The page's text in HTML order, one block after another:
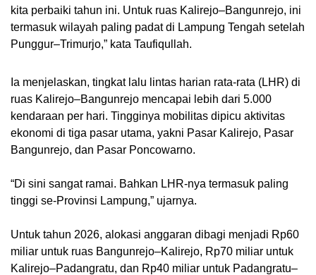
kita perbaiki tahun ini. Untuk ruas Kalirejo–Bangunrejo, ini
termasuk wilayah paling padat di Lampung Tengah setelah
Punggur–Trimurjo,” kata Taufiqullah.
Ia menjelaskan, tingkat lalu lintas harian rata-rata (LHR) di
ruas Kalirejo–Bangunrejo mencapai lebih dari 5.000
kendaraan per hari. Tingginya mobilitas dipicu aktivitas
ekonomi di tiga pasar utama, yakni Pasar Kalirejo, Pasar
Bangunrejo, dan Pasar Poncowarno.
“Di sini sangat ramai. Bahkan LHR-nya termasuk paling
tinggi se-Provinsi Lampung,” ujarnya.
Untuk tahun 2026, alokasi anggaran dibagi menjadi Rp60
miliar untuk ruas Bangunrejo–Kalirejo, Rp70 miliar untuk
Kalirejo–Padangratu, dan Rp40 miliar untuk Padangratu–